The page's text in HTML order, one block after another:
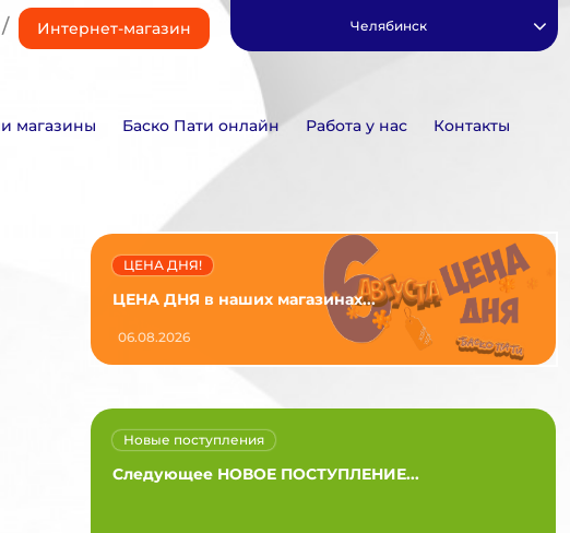
/ Интернет-магазин Челябинск
магазины Баско Пати онлайн Работа у нас Контакты
ЦЕНА ДНЯ в наших магазинах...
ЦЕНА ДНЯ!
06.08.2026
Следующее НОВОЕ ПОСТУПЛЕНИЕ...
Новые поступления